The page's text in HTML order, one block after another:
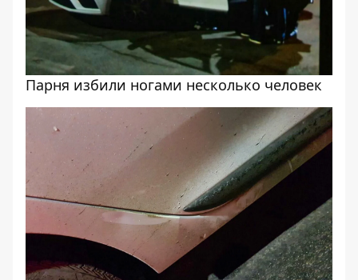
Парня избили ногами несколько человек